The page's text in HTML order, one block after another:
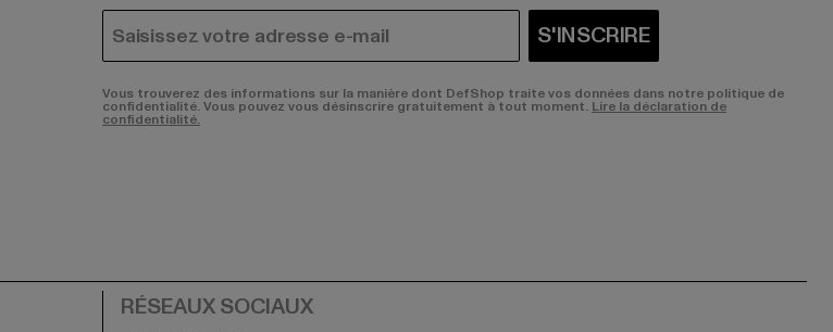
COURRIEL S'INSCRIRE
Vous trouverez des informations sur la manière dont DefShop traite vos données dans notre politique de
confidentialité. Vous pouvez vous désinscrire gratuitement à tout moment. Lire la déclaration de
confidentialité.